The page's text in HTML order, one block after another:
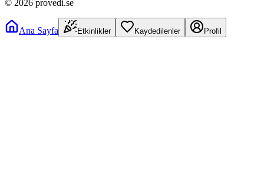
© 2026 provedi.se
Ana Sayfa Etkinlikler Kaydedilenler Profil